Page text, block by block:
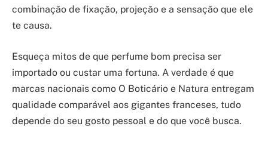
combinação de fixação, projeção e a sensação que ele
te causa.
Esqueça mitos de que perfume bom precisa ser
importado ou custar uma fortuna. A verdade é que
marcas nacionais como O Boticário e Natura entregam
qualidade comparável aos gigantes franceses, tudo
depende do seu gosto pessoal e do que você busca.